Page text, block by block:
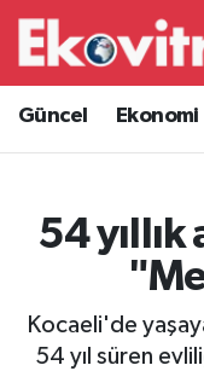
Güncel Ekonomi
54 yıllık
Kocaeli'de
54 yıl süren
Güncel
Ekonomi
Borsa
İş Dünyası
Lojistik
Hava Durumu
Trafik Durumu
Süper Lig
Tüm
Son Dakika